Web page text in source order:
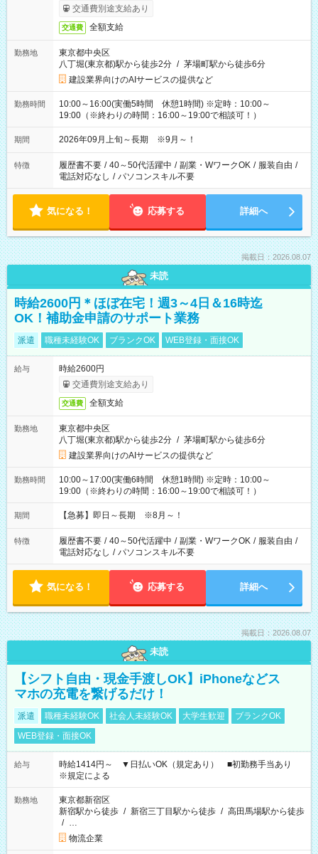
交通費別途支給あり
交通費 全額支給
勤務地
東京都中央区
八丁堀(東京都)駅から徒歩2分 / 茅場町駅から徒歩6分
建設業界向けのAIサービスの提供など
勤務時間
10:00～16:00(実働5時間 休憩1時間) ※定時：10:00～
19:00（※終わりの時間：16:00～19:00で相談可！）
期間 2026年09月上旬～長期 ※9月～！
特徴 履歴書不要 / 40～50代活躍中 / 副業・WワークOK / 服装自由 /
電話対応なし / パソコンスキル不要
気になる！ 応募する 詳細へ
掲載日：2026.08.07
未読
時給2600円＊ほぼ在宅！週3～4日＆16時迄
OK！補助金申請のサポート業務
派遣 職種未経験OK ブランクOK WEB登録・面接OK
給与
時給2600円
交通費別途支給あり
交通費 全額支給
勤務地
東京都中央区
八丁堀(東京都)駅から徒歩2分 / 茅場町駅から徒歩6分
建設業界向けのAIサービスの提供など
勤務時間
10:00～17:00(実働6時間 休憩1時間) ※定時：10:00～
19:00（※終わりの時間：16:00～19:00で相談可！）
期間 【急募】即日～長期 ※8月～！
特徴 履歴書不要 / 40～50代活躍中 / 副業・WワークOK / 服装自由 /
電話対応なし / パソコンスキル不要
気になる！ 応募する 詳細へ
掲載日：2026.08.07
未読
【シフト自由・現金手渡しOK】iPhoneなどス
マホの充電を繋げるだけ！
派遣 職種未経験OK 社会人未経験OK 大学生歓迎
ブランクOK
WEB登録・面接OK
給与
時給1414円～ ▼日払いOK（規定あり） ■初勤務手当あり
※規定による
勤務地
東京都新宿区
新宿駅から徒歩 / 新宿三丁目駅から徒歩 / 高田馬場駅から徒歩
/ …
物流企業